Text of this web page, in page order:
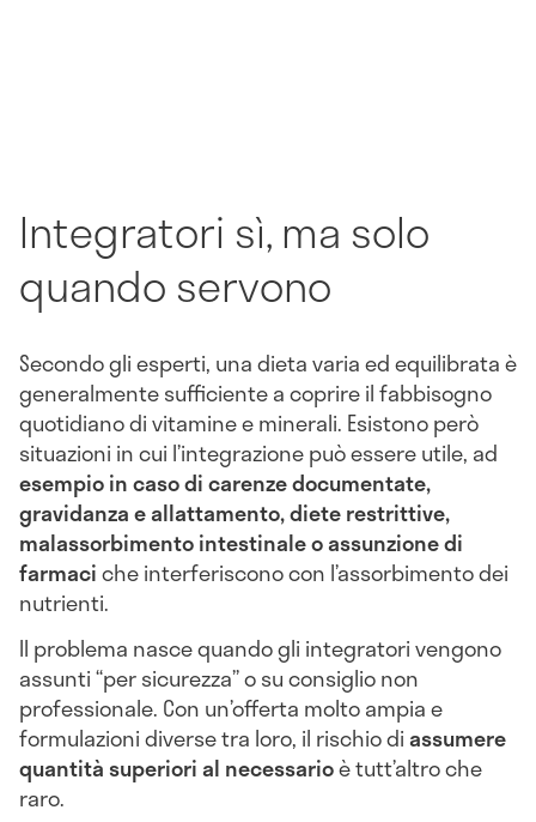
Integratori sì, ma solo
quando servono
Secondo gli esperti, una dieta varia ed equilibrata è
generalmente sufficiente a coprire il fabbisogno
quotidiano di vitamine e minerali. Esistono però
situazioni in cui l’integrazione può essere utile, ad
esempio in caso di carenze documentate,
gravidanza e allattamento, diete restrittive,
malassorbimento intestinale o assunzione di
farmaciche interferiscono con l’assorbimento dei
nutrienti.
Il problema nasce quando gli integratori vengono
assunti “per sicurezza” o su consiglio non
professionale. Con un’offerta molto ampia e
formulazioni diverse tra loro, il rischio diassumere
quantità superiori al necessarioè tutt’altro che
raro.